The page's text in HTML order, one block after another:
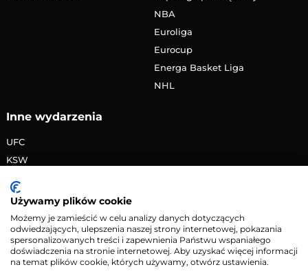
NBA
Euroliga
Eurocup
Energa Basket Liga
NHL
Inne wydarzenia
UFC
KSW
PRIME MMA
Żużlowa Ekstraliga
Speedway Grand Prix
Skoki narciarskie
Używamy plików cookie
Możemy je zamieścić w celu analizy danych dotyczących
odwiedzających, ulepszenia naszej strony internetowej, pokazania
spersonalizowanych treści i zapewnienia Państwu wspaniałego
doświadczenia na stronie internetowej. Aby uzyskać więcej informacji
na temat plików cookie, których używamy, otwórz ustawienia.